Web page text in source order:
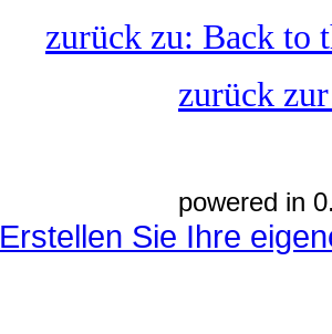
zurück zu: Back to
zurück
powered in
Erstellen Sie Ihre